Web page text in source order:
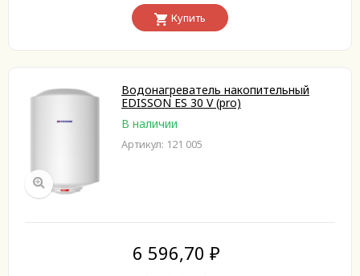
Купить
Водонагреватель накопительный
EDISSON ES 30 V (pro)
В наличии
Артикул: 121 005
6 596,70 ₽